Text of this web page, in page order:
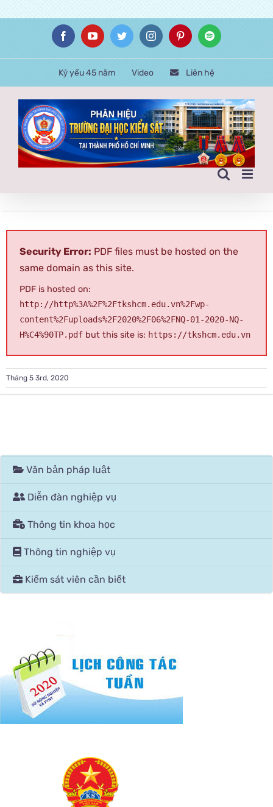
content
FacebookYouTubeTwitterInstagramPinterestSpotify
Kỷ yếu 45 năm Video Liên hệ
Security Error: PDF files must be hosted on the
same domain as this site.
PDF is hosted on:
http://http%3A%2F%2Ftkshcm.edu.vn%2Fwp-
content%2Fuploads%2F2020%2F06%2FNQ-01-2020-NQ-
H%C4%90TP.pdf but this site is: https://tkshcm.edu.vn
Tháng 5 3rd, 2020
Văn bản pháp luật
Diễn đàn nghiệp vụ
Thông tin khoa học
Thông tin nghiệp vụ
Kiểm sát viên cần biết